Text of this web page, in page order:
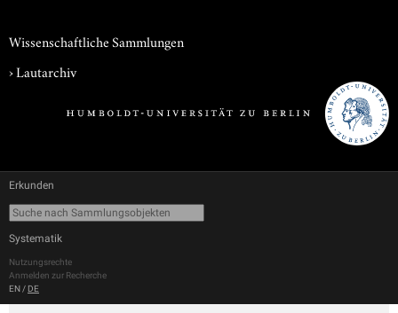
Wissenschaftliche Sammlungen
›Lautarchiv
Erkunden
Systematik
Nutzungsrechte
Anmelden zur Recherche
EN / DE